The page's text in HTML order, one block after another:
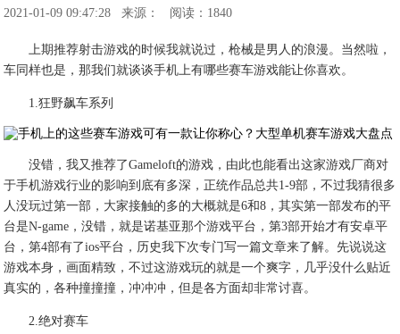
2021-01-09 09:47:28 来源： 阅读：1840
上期推荐射击游戏的时候我就说过，枪械是男人的浪漫。当然啦，
车同样也是，那我们就谈谈手机上有哪些赛车游戏能让你喜欢。
1.狂野飙车系列
没错，我又推荐了Gameloft的游戏，由此也能看出这家游戏厂商对
于手机游戏行业的影响到底有多深，正统作品总共1-9部，不过我猜很多
人没玩过第一部，大家接触的多的大概就是6和8，其实第一部发布的平
台是N-game，没错，就是诺基亚那个游戏平台，第3部开始才有安卓平
台，第4部有了ios平台，历史我下次专门写一篇文章来了解。先说说这
游戏本身，画面精致，不过这游戏玩的就是一个爽字，几乎没什么贴近
真实的，各种撞撞撞，冲冲冲，但是各方面却非常讨喜。
2.绝对赛车